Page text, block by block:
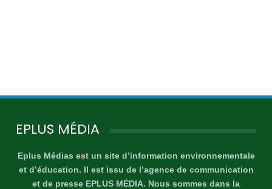
EPLUS MÉDIA
Eplus Médias est un site d’information environnementale
et d’éducation. Il est issu de l’agence de communication
et de presse EPLUS MÉDIA. Nous sommes dans la